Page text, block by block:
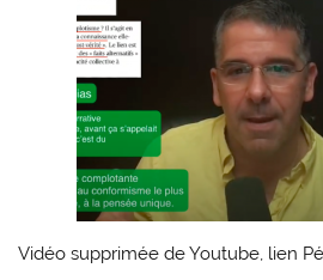
Vidéo supprimée de Youtube, lien